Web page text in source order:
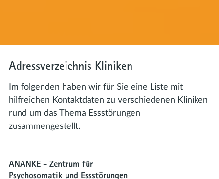
Adressverzeichnis Kliniken
Im folgenden haben wir für Sie eine Liste mit
hilfreichen Kontaktdaten zu verschiedenen Kliniken
rund um das Thema Essstörungen
zusammengestellt.
ANANKE - Zentrum für
Psychosomatik und Essstörungen